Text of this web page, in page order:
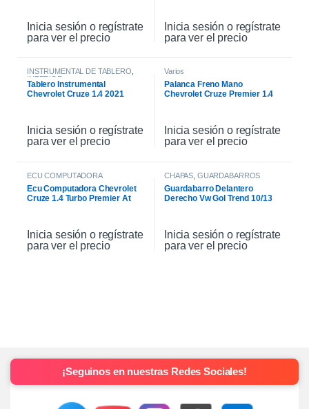
Inicia sesión o regístrate
para ver el precio
Inicia sesión o regístrate
para ver el precio
INSTRUMENTAL DE TABLERO
INTERIOR
Tablero Instrumental
Chevrolet Cruze 1.4 2021
Inicia sesión o regístrate
para ver el precio
Varios
Palanca Freno Mano
Chevrolet Cruze Premier 1.4
Inicia sesión o regístrate
para ver el precio
ECU COMPUTADORA
Ecu Computadora Chevrolet
Cruze 1.4 Turbo Premier At
Inicia sesión o regístrate
para ver el precio
CHAPAS GUARDABARROS
Guardabarro Delantero
Derecho Vw Gol Trend 10/13
Inicia sesión o regístrate
para ver el precio
¡Seguinos en nuestras Redes Sociales!